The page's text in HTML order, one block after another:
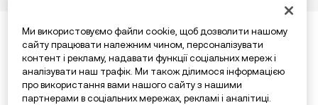
Ми використовуємо файли cookie, щоб дозволити нашому
сайту працювати належним чином, персоналізувати
контент і рекламу, надавати функції соціальних мереж і
аналізувати наш трафік. Ми також ділимося інформацією
про використання вами нашого сайту з нашими
партнерами в соціальних мережах, рекламі і аналітиці.